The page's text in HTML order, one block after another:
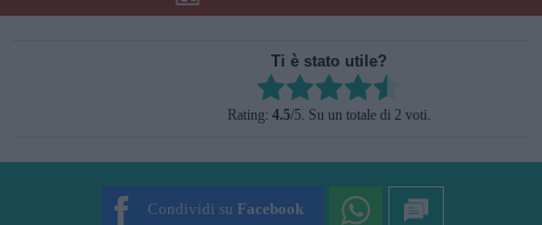
Ti è stato utile?
Rate this item:
SUBMIT RATING
Rating: 4.5/5. Su un totale di 2 voti.
Condividi su Facebook